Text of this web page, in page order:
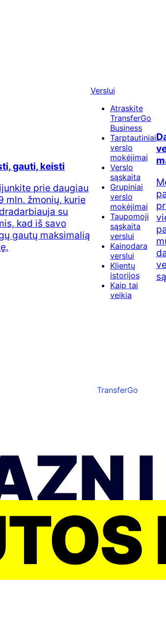
gauti, keisti
prie daugiau
mln. žmonių, kurie
su
kad iš savo
gautų maksimalią
Verslui
Atraskite
TransferGo
Business
Tarptautiniai
verslo
mokėjimai
Verslo
sąskaita
Grupiniai
verslo
mokėjimai
Taupomoji
sąskaita
verslui
Kainodara
verslui
Klientų
istorijos
Kaip tai
veikia
TransferGo
Į